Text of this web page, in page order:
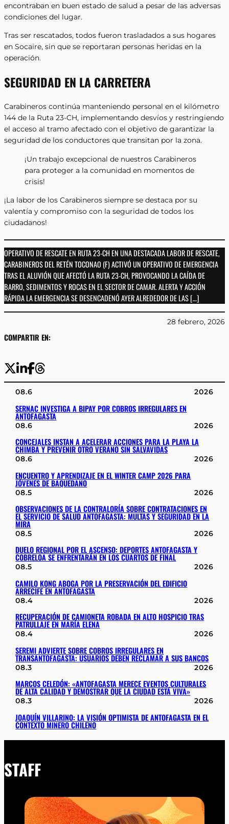
encontraban en buen estado de salud a pesar de las adversas
condiciones del lugar.
Tras ser rescatados, todos fueron trasladados a sus hogares
en Socaire, sin que se reportaran personas heridas en la
operación.
SEGURIDAD EN LA CARRETERA
Carabineros continúa manteniendo personal en el kilómetro
144 de la Ruta 23-CH, implementando desvíos y restringiendo
el acceso al tramo afectado con el objetivo de garantizar la
seguridad de los conductores que transitan por la zona.
¡Un trabajo excepcional de nuestros Carabineros
para proteger a la comunidad en momentos de
crisis!
¡La labor de los Carabineros siempre se destaca por su
valentía y compromiso con la seguridad de todos los
ciudadanos!
OPERATIVO DE RESCATE EN RUTA 23-CH EN UNA DESTACADA LABOR DE RESCATE,
CARABINEROS DEL RETÉN TOCONAO (F) ACTIVÓ UN OPERATIVO DE EMERGENCIA
TRAS EL ALUVIÓN QUE AFECTÓ LA RUTA 23-CH, PROVOCANDO LA CAÍDA DE
BARRO, SEDIMENTOS Y ROCAS EN EL SECTOR DE CAMAR. ALERTA Y ACCIÓN
RÁPIDA LA EMERGENCIA SE DESENCADENÓ AYER ALREDEDOR DE LAS […]
COMPARTIR EN:
28 febrero, 2026
08.6 2026
SERNAC INVESTIGA A BIPAY POR COBROS IRREGULARES EN
ANTOFAGASTA
08.6 2026
CONCEJALES INSTAN A ACELERAR ACCIONES PARA LA PLAYA LA
CHIMBA Y PREVENIR OTRO VERANO SIN SALVAVIDAS
08.6 2026
ENCUENTRO Y APRENDIZAJE EN EL WINTER CAMP 2026 PARA
JÓVENES DE BAQUEDANO
08.5 2026
OBSERVACIONES DE LA CONTRALORÍA SOBRE CONTRATACIONES EN
EL SERVICIO DE SALUD ANTOFAGASTA: MULTAS Y SEGURIDAD EN LA
MIRA
08.5 2026
DUELO REGIONAL POR EL ASCENSO: DEPORTES ANTOFAGASTA Y
COBRELOA SE ENFRENTARÁN EN LOS CUARTOS DE FINAL
08.5 2026
CAMILO KONG ABOGA POR LA PRESERVACIÓN DEL EDIFICIO
ARRECIFE EN ANTOFAGASTA
08.4 2026
RECUPERACIÓN DE CAMIONETA ROBADA EN ALTO HOSPICIO TRAS
PATRULLAJE EN MARÍA ELENA
08.4 2026
SEREMI ADVIERTE SOBRE COBROS IRREGULARES EN
TRANSANTOFAGASTA: USUARIOS DEBEN RECLAMAR A SUS BANCOS
08.3 2026
MARCOS CELEDÓN: «ANTOFAGASTA MERECE EVENTOS CULTURALES
DE ALTA CALIDAD Y DEMOSTRAR QUE LA CIUDAD ESTÁ VIVA»
08.3 2026
JOAQUÍN VILLARINO: LA VISIÓN OPTIMISTA DE ANTOFAGASTA EN EL
CONTEXTO MINERO CHILENO
STAFF